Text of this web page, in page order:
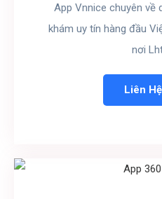
App Vnnice chuyên về
khám uy tín hàng đầu
nơi
Liên